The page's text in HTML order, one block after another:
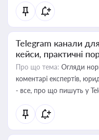
Telegram канали
кейси, практичні
Про що тема: Огляди
коментарі експертів,
- все, про що пишуть у